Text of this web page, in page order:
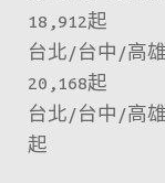
18,912起
台北/台中/高雄
20,168起
台北/台中/高雄
起